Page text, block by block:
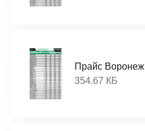
Прайс Воронеж
354.67 КБ